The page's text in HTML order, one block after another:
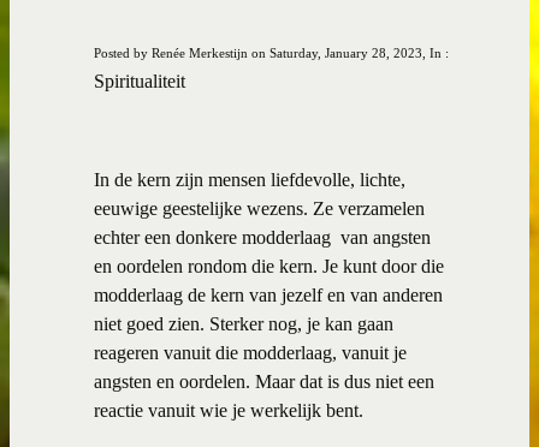
Posted by Renée Merkestijn on Saturday, January 28, 2023, In :
Spiritualiteit
In de kern zijn mensen liefdevolle, lichte,
eeuwige geestelijke wezens. Ze verzamelen
echter een donkere modderlaag van angsten
en oordelen rondom die kern. Je kunt door die
modderlaag de kern van jezelf en van anderen
niet goed zien. Sterker nog, je kan gaan
reageren vanuit die modderlaag, vanuit je
angsten en oordelen. Maar dat is dus niet een
reactie vanuit wie je werkelijk bent.